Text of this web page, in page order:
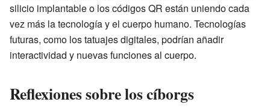
silicio implantable o los códigos QR están uniendo cada
vez más la tecnología y el cuerpo humano. Tecnologías
futuras, como los tatuajes digitales, podrían añadir
interactividad y nuevas funciones al cuerpo.
Reflexiones sobre los cíborgs